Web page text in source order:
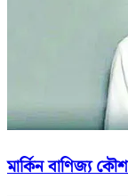
মার্কিন বাণিজ্য